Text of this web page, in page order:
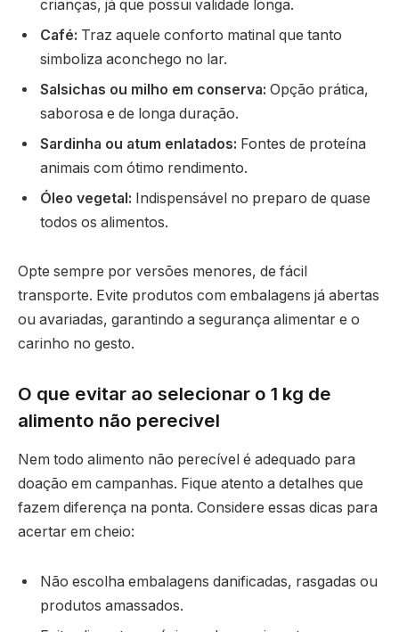
crianças, já que possui validade longa.
Café: Traz aquele conforto matinal que tanto
simboliza aconchego no lar.
Salsichas ou milho em conserva: Opção prática,
saborosa e de longa duração.
Sardinha ou atum enlatados: Fontes de proteína
animais com ótimo rendimento.
Óleo vegetal: Indispensável no preparo de quase
todos os alimentos.
Opte sempre por versões menores, de fácil
transporte. Evite produtos com embalagens já abertas
ou avariadas, garantindo a segurança alimentar e o
carinho no gesto.
O que evitar ao selecionar o 1 kg de
alimento não perecivel
Nem todo alimento não perecível é adequado para
doação em campanhas. Fique atento a detalhes que
fazem diferença na ponta. Considere essas dicas para
acertar em cheio:
Não escolha embalagens danificadas, rasgadas ou
produtos amassados.